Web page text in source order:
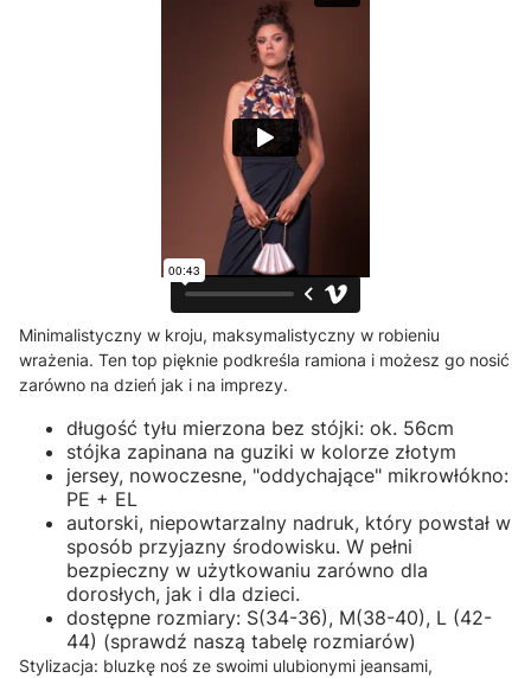
Minimalistyczny w kroju, maksymalistyczny w robieniu
wrażenia. Ten top pięknie podkreśla ramiona i możesz go nosić
zarówno na dzień jak i na imprezy.
długość tyłu mierzona bez stójki: ok. 56cm
stójka zapinana na guziki w kolorze złotym
jersey, nowoczesne, "oddychające" mikrowłókno:
PE + EL
autorski, niepowtarzalny nadruk, który powstał w
sposób przyjazny środowisku. W pełni
bezpieczny w użytkowaniu zarówno dla
dorosłych, jak i dla dzieci.
dostępne rozmiary: S(34-36), M(38-40), L (42-
44) (sprawdź naszą tabelę rozmiarów)
Stylizacja: bluzkę noś ze swoimi ulubionymi jeansami,